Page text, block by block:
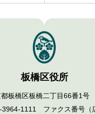
板橋区役所
板橋区板橋二丁目66番1号
3964-1111 ファクス番号（